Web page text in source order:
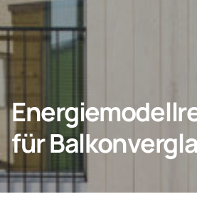
Privatkunden
Unternehmen
KONTAKT
für